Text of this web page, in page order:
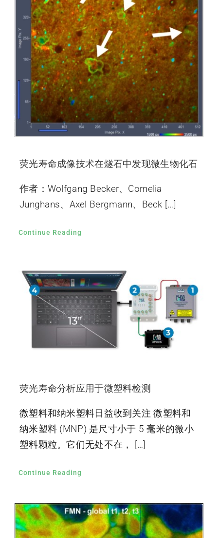
荧光寿命成像技术在燧石中发现微生物化石
作者：Wolfgang Becker、Cornelia
Junghans、Axel Bergmann、Beck […]
Continue Reading
荧光寿命分析应用于微塑料检测
微塑料和纳米塑料日益收到关注 微塑料和
纳米塑料 (MNP) 是尺寸小于 5 毫米的微小
塑料颗粒。它们无处不在， […]
Continue Reading